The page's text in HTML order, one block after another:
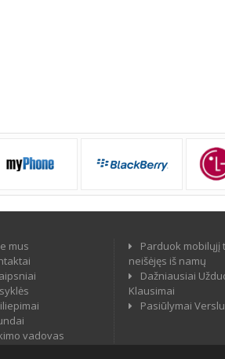
mus
vadovas
Parduok mobilųjį
neišėjęs iš namų
Dažniausiai
Klausimai
Pasiūlymai